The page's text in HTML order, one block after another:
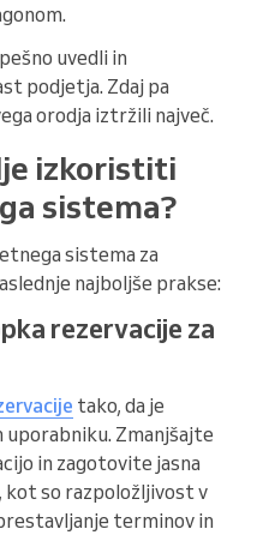
uvedli in
podjetja. Zdaj pa
orodja iztržili največ.
izkoristiti
sistema?
sistema za
najboljše prakse:
rezervacije za
tako, da je
Zmanjšajte
in zagotovite jasna
kot so razpoložljivost v
terminov in